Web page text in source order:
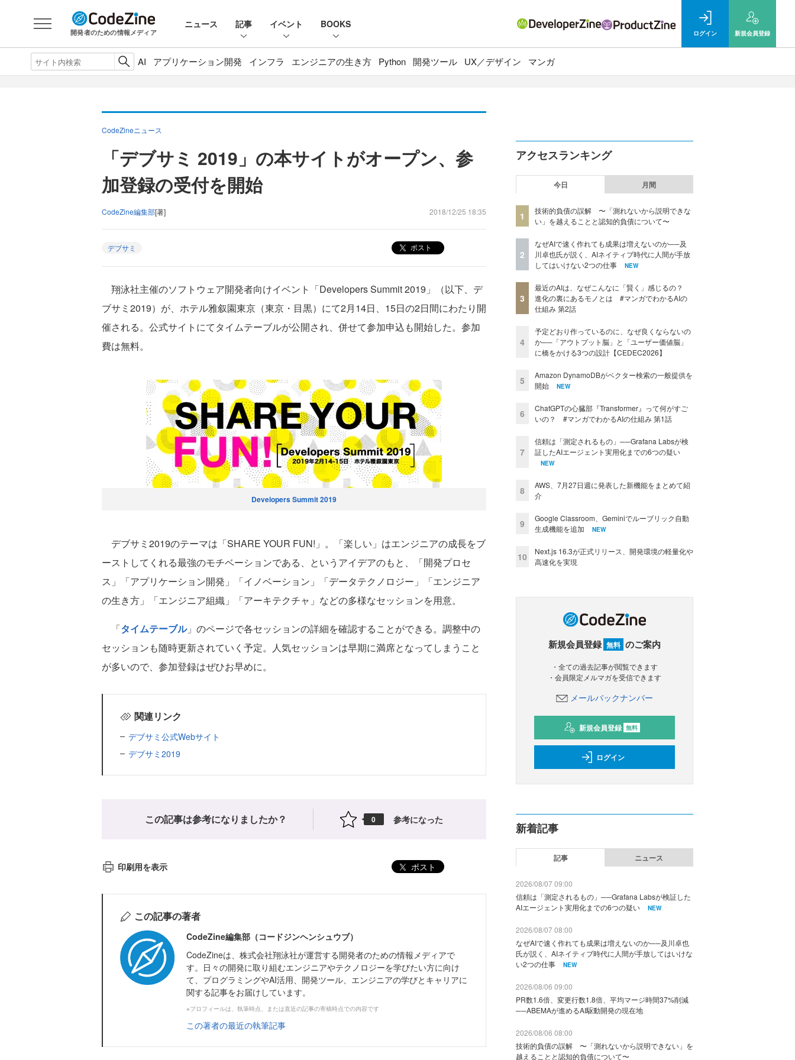
開発者のための情報メディア
ニュース 記事 イベント BOOKS
ログイン 新規会員登録
AI アプリケーション開発 インフラ エンジニアの生き方 Python 開発ツール UX／デザイン マンガ
CodeZineニュース
「デブサミ 2019」の本サイトがオープン、参
加登録の受付を開始
CodeZine編集部[著] 2018/12/25 18:35
デブサミ ポスト
翔泳社主催のソフトウェア開発者向けイベント「Developers Summit 2019」（以下、デ
ブサミ2019）が、ホテル雅叙園東京（東京・目黒）にて2月14日、15日の2日間にわたり開
催される。公式サイトにてタイムテーブルが公開され、併せて参加申込も開始した。参加
費は無料。
Developers Summit 2019
デブサミ2019のテーマは「SHARE YOUR FUN!」。「楽しい」はエンジニアの成長をブ
ーストしてくれる最強のモチベーションである、というアイデアのもと、「開発プロセ
ス」「アプリケーション開発」「イノベーション」「データテクノロジー」「エンジニア
の生き方」「エンジニア組織」「アーキテクチャ」などの多様なセッションを用意。
「タイムテーブル」のページで各セッションの詳細を確認することができる。調整中の
セッションも随時更新されていく予定。人気セッションは早期に満席となってしまうこと
が多いので、参加登録はぜひお早めに。
関連リンク
デブサミ公式Webサイト
デブサミ2019
この記事は参考になりましたか？ 0 参考になった
印刷用を表示 ポスト
この記事の著者
CodeZine編集部（コードジンヘンシュウブ）
CodeZineは、株式会社翔泳社が運営する開発者のための情報メディアで
す。日々の開発に取り組むエンジニアやテクノロジーを学びたい方に向け
て、プログラミングやAI活用、開発ツール、エンジニアの学びとキャリアに
関する記事をお届けしています。
※プロフィールは、執筆時点、または直近の記事の寄稿時点での内容です
この著者の最近の執筆記事
アクセスランキング
今日 月間
1
技術的負債の誤解 〜「測れないから説明できな
い」を越えることと認知的負債について〜
2
なぜAIで速く作れても成果は増えないのか──及
川卓也氏が説く、AIネイティブ時代に人間が手放
してはいけない2つの仕事
NEW
3
最近のAIは、なぜこんなに「賢く」感じるの？
進化の裏にあるモノとは #マンガでわかるAIの
仕組み 第2話
4
予定どおり作っているのに、なぜ良くならないの
か──「アウトプット脳」と「ユーザー価値脳」
に橋をかける3つの設計【CEDEC2026】
5
Amazon DynamoDBがベクター検索の一般提供を
開始
NEW
6
ChatGPTの心臓部『Transformer』って何がすご
いの？ #マンガでわかるAIの仕組み 第1話
7
信頼は「測定されるもの」──Grafana Labsが検
証したAIエージェント実用化までの6つの疑い
NEW
8
AWS、7月27日週に発表した新機能をまとめて紹
介
9
Google Classroom、Geminiでルーブリック自動
生成機能を追加
NEW
10
Next.js 16.3が正式リリース、開発環境の軽量化や
高速化を実現
新規会員登録 無料 のご案内
・全ての過去記事が閲覧できます
・会員限定メルマガを受信できます
メールバックナンバー
新規会員登録 無料
ログイン
新着記事
記事 ニュース
2026/08/07 09:00
信頼は「測定されるもの」──Grafana Labsが検証した
AIエージェント実用化までの6つの疑い
NEW
2026/08/07 08:00
なぜAIで速く作れても成果は増えないのか──及川卓也
氏が説く、AIネイティブ時代に人間が手放してはいけな
い2つの仕事
NEW
2026/08/06 09:00
PR数1.6倍、変更行数1.8倍、平均マージ時間37%削減
──ABEMAが進めるAI駆動開発の現在地
2026/08/06 08:00
技術的負債の誤解 〜「測れないから説明できない」を
越えることと認知的負債について〜